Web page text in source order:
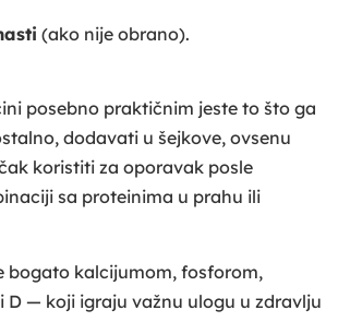
(ako nije obrano).
posebno praktičnim jeste to što ga
dodavati u šejkove, ovsenu
koristiti za oporavak posle
sa proteinima u prahu ili
bogato kalcijumom, fosforom,
D — koji igraju važnu ulogu u zdravlju